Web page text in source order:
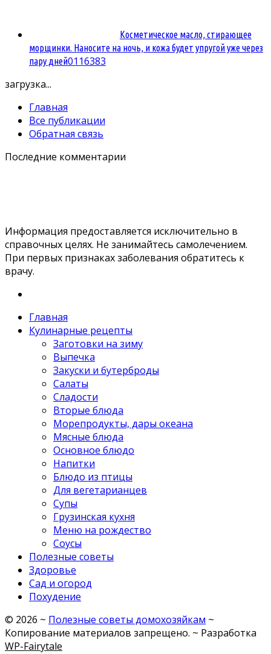
Косметическое масло, стирающее
морщинки. Наносите на ночь, и кожа будет упругой уже через
пару дней0116383
загрузка...
Главная
Все публикации
Обратная связь
Последние комментарии
Информация предоставляется исключительно в
справочных целях. Не занимайтесь самолечением.
При первых признаках заболевания обратитесь к
врачу.
Главная
Кулинарные рецепты
Заготовки на зиму
Выпечка
Закуски и бутерброды
Салаты
Сладости
Вторые блюда
Морепродукты, дары океана
Мясные блюда
Основное блюдо
Напитки
Блюдо из птицы
Для вегетарианцев
Супы
Грузинская кухня
Меню на рождество
Соусы
Полезные советы
Здоровье
Сад и огород
Похудение
© 2026 ~ Полезные советы домохозяйкам ~
Копирование материалов запрещено. ~ Разработка
WP-Fairytale